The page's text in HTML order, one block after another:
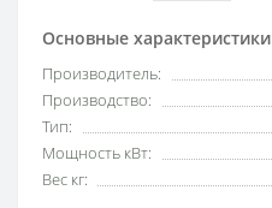
Основные характеристики
Производитель:
Производство:
Тип:
Мощность кВт:
Вес кг: